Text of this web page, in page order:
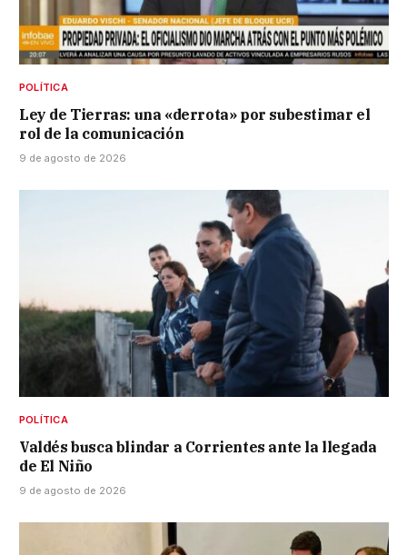
POLÍTICA
Ley de Tierras: una «derrota» por subestimar el
rol de la comunicación
9 de agosto de 2026
POLÍTICA
Valdés busca blindar a Corrientes ante la llegada
de El Niño
9 de agosto de 2026